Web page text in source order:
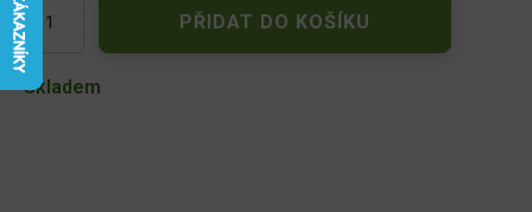
Dřevěný
svítící
sob
-
PŘIDAT DO KOŠÍKU
Skladem